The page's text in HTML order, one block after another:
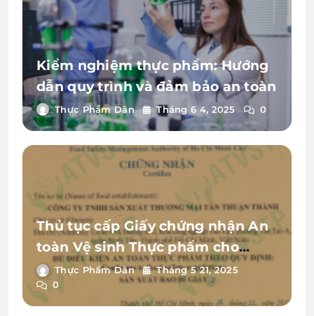
Kiểm nghiệm thực phẩm: Hướng
dẫn quy trình và đảm bảo an toàn
Thực Phẩm Dân Tháng 6 4, 2025 0
Thủ tục cấp Giấy chứng nhận An
toàn Vệ sinh Thực phẩm cho
doanh nghiệp mới 2025
Thực Phẩm Dân
Tháng 5 21, 2025
0